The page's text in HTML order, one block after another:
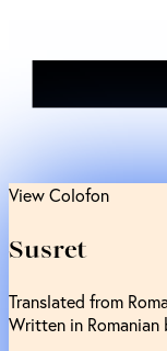
View Colofon
Susret
Translated from
Written in Romanian